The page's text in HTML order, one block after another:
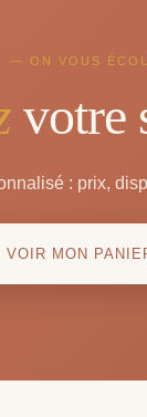
— ON VOUS
votre
: prix,
VOIR MON